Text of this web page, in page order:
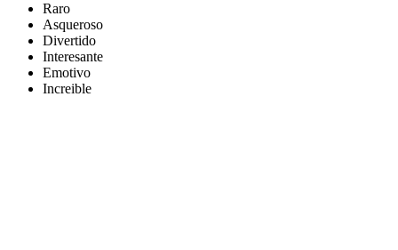
Raro
Asqueroso
Divertido
Interesante
Emotivo
Increible